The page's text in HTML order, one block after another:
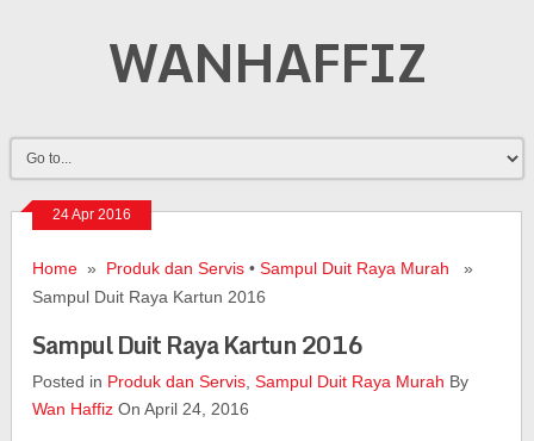
WANHAFFIZ
24 Apr 2016
Home » Produk dan Servis •Sampul Duit Raya Murah »
Sampul Duit Raya Kartun 2016
Sampul Duit Raya Kartun 2016
Posted in Produk dan Servis ,Sampul Duit Raya Murah By
Wan Haffiz On April 24, 2016